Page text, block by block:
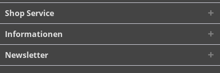
Shop Service
Informationen
Newsletter